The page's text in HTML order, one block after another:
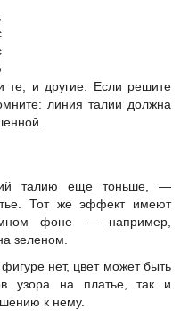
те, и другие. Если решите
линия талии должна
талию еще тоньше, —
Тот же эффект имеют
фоне — например,
зеленом.
нет, цвет может быть
узора на платье, так и
к нему.